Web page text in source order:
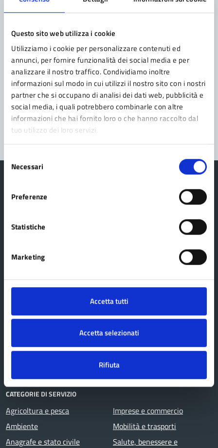
Questo sito web utilizza i cookie
Utilizziamo i cookie per personalizzare contenuti ed
annunci, per fornire funzionalità dei social media e per
analizzare il nostro traffico. Condividiamo inoltre
informazioni sul modo in cui utilizzi il nostro sito con i nostri
partner che si occupano di analisi dei dati web, pubblicità e
social media, i quali potrebbero combinarle con altre
informazioni che hai fornito loro o che hanno raccolto dal
tuo utilizzo dei loro servizi.
delNecessari
Preferenze
Statistiche
Marketing
Accetta tutti
Accetta selezionati
Rifiuta
Contatta il comune
Leggi le domande frequenti
Richiedi assistenza
Prenota appuntamento
Problemi in città
Segnala disservizio
Organi di governo
Aree amministrative
CATEGORIE DI SERVIZIO
Agricoltura e pesca
Ambiente
Anagrafe e stato civile
Imprese e commercio
Mobilità e trasporti
Salute, benessere e